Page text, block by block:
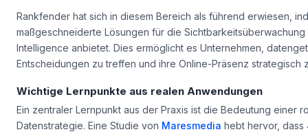
Rankfender hat sich in diesem Bereich als führend erwiesen,
maßgeschneiderte Lösungen für die
Intelligence anbietet. Dies ermöglicht es Unternehmen,
Entscheidungen zu treffen und ihre Online-Präsenz strategisch
Wichtige Lernpunkte aus realen Anwendungen
Ein zentraler Lernpunkt aus der Praxis ist die Bedeutung einer
Datenstrategie. Eine Studie von Maresmedia hebt hervor, dass